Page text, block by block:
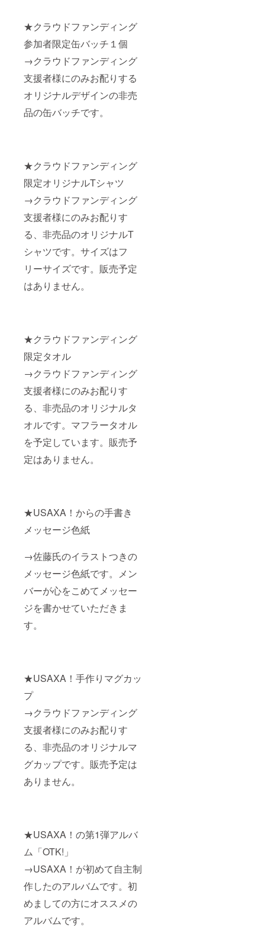
★クラウドファンディング
参加者限定缶バッチ１個
→クラウドファンディング
支援者様にのみお配りする
オリジナルデザインの非売
品の缶バッチです。
★クラウドファンディング
限定オリジナルTシャツ
→クラウドファンディング
支援者様にのみお配りす
る、非売品のオリジナルT
シャツです。サイズはフ
リーサイズです。販売予定
はありません。
★クラウドファンディング
限定タオル
→クラウドファンディング
支援者様にのみお配りす
る、非売品のオリジナルタ
オルです。マフラータオル
を予定しています。販売予
定はありません。
★USAXA！からの手書き
メッセージ色紙
→佐藤氏のイラストつきの
メッセージ色紙です。メン
バーが心をこめてメッセー
ジを書かせていただきま
す。
★USAXA！手作りマグカッ
プ
→クラウドファンディング
支援者様にのみお配りす
る、非売品のオリジナルマ
グカップです。販売予定は
ありません。
★USAXA！の第1弾アルバ
ム「OTK!」
→USAXA！が初めて自主制
作したのアルバムです。初
めましての方にオススメの
アルバムです。